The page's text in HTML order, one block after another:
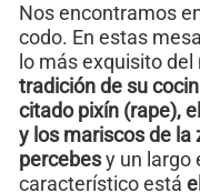
Nos encontramos
codo. En estas
lo más exquisito
tradición de su
citado pixín (rape),
y los mariscos de la
percebesy un largo
característico está